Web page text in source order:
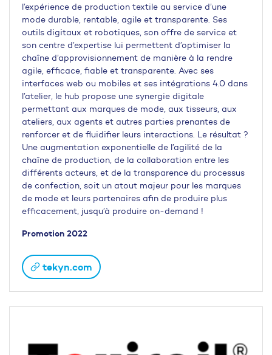
l’expérience de production textile au service d’une
mode durable, rentable, agile et transparente. Ses
outils digitaux et robotiques, son offre de service et
son centre d’expertise lui permettent d’optimiser la
chaîne d’approvisionnement de manière à la rendre
agile, efficace, fiable et transparente. Avec ses
interfaces web ou mobiles et ses intégrations 4.0 dans
l’atelier, le hub propose une synergie digitale
permettant aux marques de mode, aux tisseurs, aux
ateliers, aux agents et autres parties prenantes de
renforcer et de fluidifier leurs interactions. Le résultat ?
Une augmentation exponentielle de l’agilité de la
chaîne de production, de la collaboration entre les
différents acteurs, et de la transparence du processus
de confection, soit un atout majeur pour les marques
de mode et leurs partenaires afin de produire plus
efficacement, jusqu’à produire on-demand !
Promotion 2022
tekyn.com